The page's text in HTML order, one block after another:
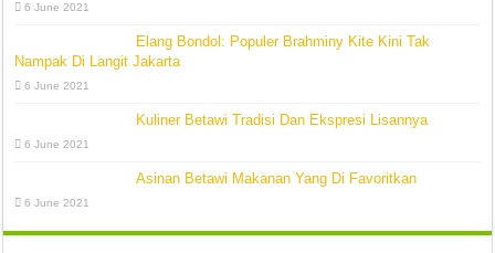
6 June 2021
Elang Bondol: Populer Brahminy Kite Kini Tak
Nampak Di Langit Jakarta
6 June 2021
Kuliner Betawi Tradisi Dan Ekspresi Lisannya
6 June 2021
Asinan Betawi Makanan Yang Di Favoritkan
6 June 2021